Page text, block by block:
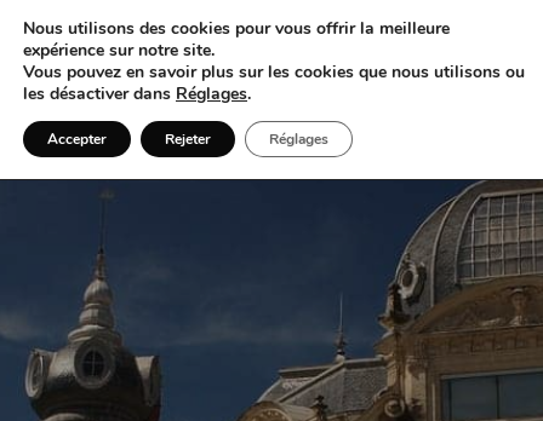
Nous utilisons des cookies pour vous offrir la meilleure
expérience sur notre site.
Vous pouvez en savoir plus sur les cookies que nous utilisons ou
les désactiver dans Réglages.
Accepter Rejeter Réglages